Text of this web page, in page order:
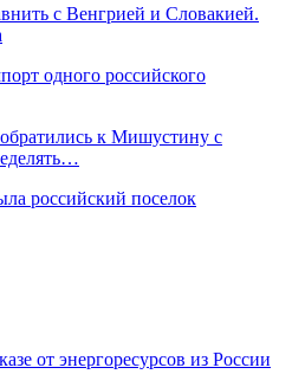
с Венгрией и Словакией.
одного российского
к Мишустину с
российский поселок
от энергоресурсов из России